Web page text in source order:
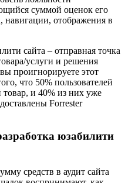
суммой оценок его
навигации, отображения в
сайта – отправная точка
услуги и решения
проигнорируете этот
что 50% пользователей
и 40% из них уже
Forrester
юзабилити
средств в аудит сайта